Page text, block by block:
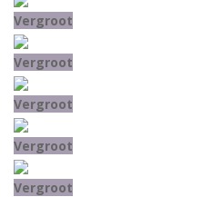
Vergroot
Vergroot
Vergroot
Vergroot
Vergroot